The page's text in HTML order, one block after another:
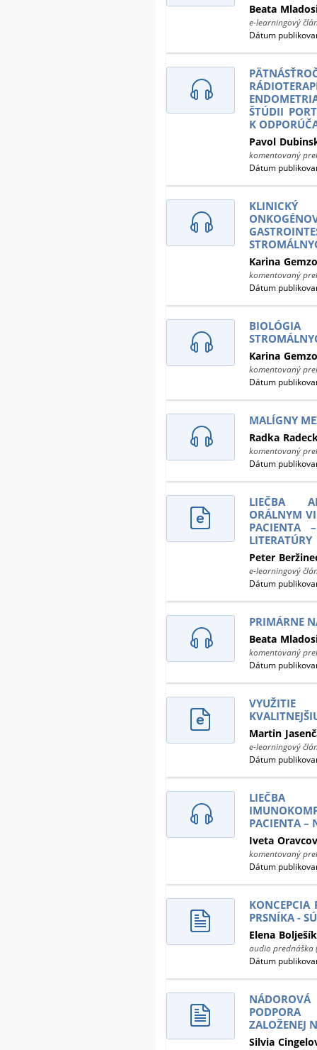
Beata
e-learningový
Dátum
ŠTÚDII
K
Pavol
komentovaný
Dátum
Karina
komentovaný
Dátum
BIOLÓGIA
Karina
komentovaný
Dátum
MALÍGNY
Radka
komentovaný
Dátum
LIEČBA
ORÁLNYM
PACIENTA
LITERATÚRY
Peter
e-learningový
Dátum
PRIMÁRNE
Beata
komentovaný
Dátum
Martin
e-learningový
Dátum
LIEČBA
PACIENTA –
Iveta
komentovaný
Dátum
KONCEPCIA
PRSNÍKA -
Elena
audio prednáška
Dátum
ZALOŽENEJ
Silvia